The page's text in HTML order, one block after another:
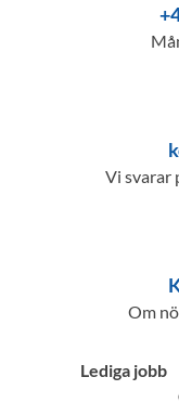
Vi svarar
Om
Lediga jobb